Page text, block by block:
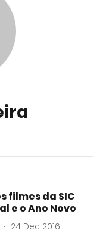
filmes da SIC
e o Ano Novo
24 Dec 2016